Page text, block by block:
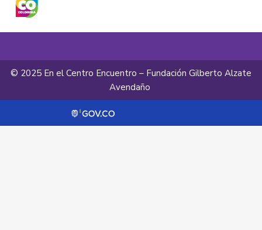
© 2025 En el Centro Encuentro – Fundación Gilberto Alzate
Avendaño